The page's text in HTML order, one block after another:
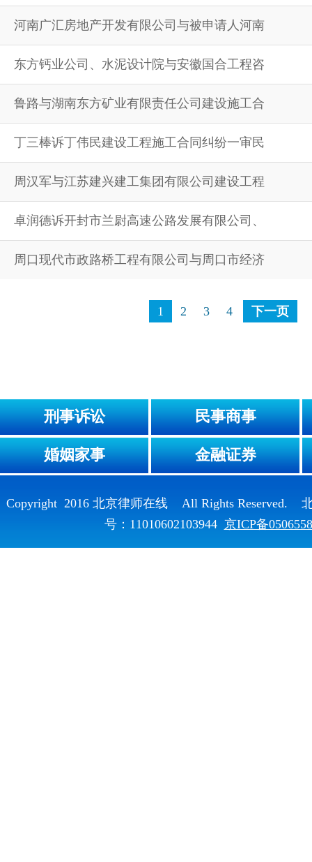
河南广汇房地产开发有限公司与被申请人河南
东方钙业公司、水泥设计院与安徽国合工程咨
鲁路与湖南东方矿业有限责任公司建设施工合
丁三棒诉丁伟民建设工程施工合同纠纷一审民
周汉军与江苏建兴建工集团有限公司建设工程
卓润德诉开封市兰尉高速公路发展有限公司、
周口现代市政路桥工程有限公司与周口市经济
1 2 3 4 下一页
刑事诉讼 民事商事
婚姻家事 金融证券
Copyright 2016 北京律师在线 All Rights Reserved.
号：11010602103944 京ICP备